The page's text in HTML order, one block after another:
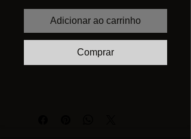
Adicionar ao carrinho
Comprar